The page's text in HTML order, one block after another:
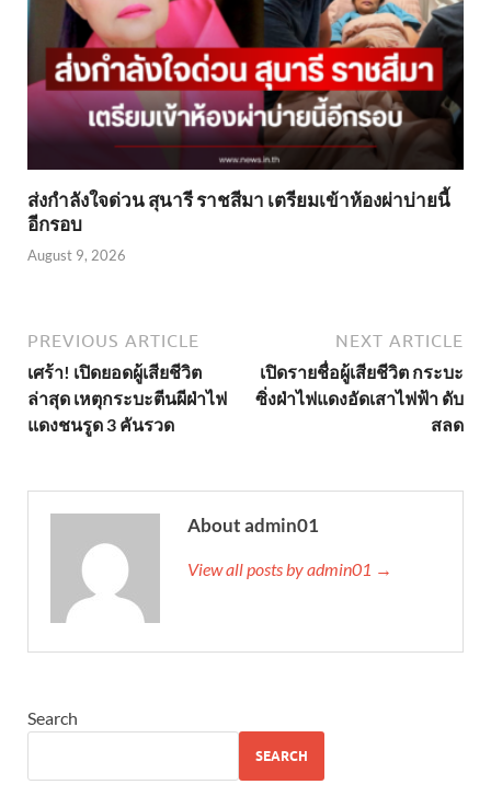
ส่งกำลังใจด่วน สุนารี ราชสีมา เตรียมเข้าห้องผ่าบ่ายนี้
อีกรอบ
August 9, 2026
PREVIOUS ARTICLE
เศร้า! เปิดยอดผู้เสียชีวิต
ล่าสุด เหตุกระบะตีนผีฝ่าไฟ
แดงชนรูด 3 คันรวด
NEXT ARTICLE
เปิดรายชื่อผู้เสียชีวิต กระบะ
ซิ่งฝ่าไฟแดงอัดเสาไฟฟ้า ดับ
สลด
About admin01
View all posts by admin01 →
Search
SEARCH